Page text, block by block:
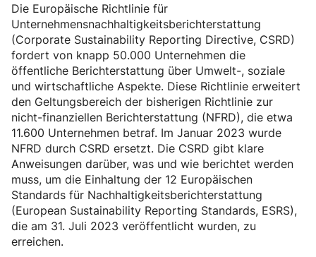
Die Europäische Richtlinie für
Unternehmensnachhaltigkeitsberichterstattung
(Corporate Sustainability Reporting Directive, CSRD)
fordert von knapp 50.000 Unternehmen die
öffentliche Berichterstattung über Umwelt-, soziale
und wirtschaftliche Aspekte. Diese Richtlinie erweitert
den Geltungsbereich der bisherigen Richtlinie zur
nicht-finanziellen Berichterstattung (NFRD), die etwa
11.600 Unternehmen betraf. Im Januar 2023 wurde
NFRD durch CSRD ersetzt. Die CSRD gibt klare
Anweisungen darüber, was und wie berichtet werden
muss, um die Einhaltung der 12 Europäischen
Standards für Nachhaltigkeitsberichterstattung
(European Sustainability Reporting Standards, ESRS),
die am 31. Juli 2023 veröffentlicht wurden, zu
erreichen.